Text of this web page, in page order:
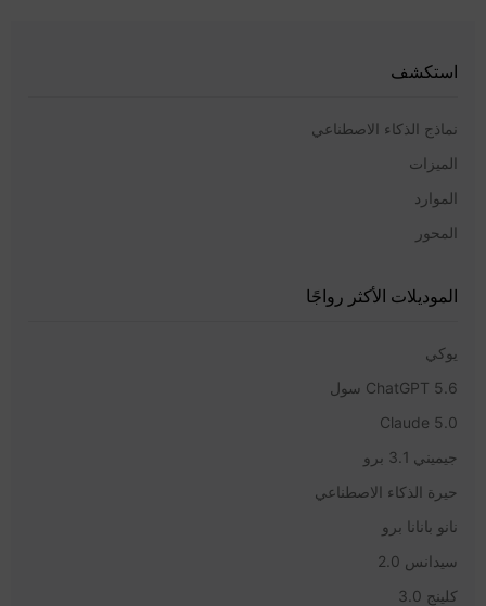
استكشف
نماذج الذكاء الاصطناعي
الميزات
الموارد
المحور
الموديلات الأكثر رواجًا
يوكي
ChatGPT 5.6 سول
Claude 5.0
جيميني 3.1 برو
حيرة الذكاء الاصطناعي
نانو بانانا برو
سيدانس 2.0
كلينج 3.0